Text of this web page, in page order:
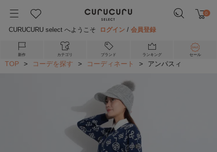
0
CURUCURU select へようこそ ログイン /会員登録
新作 カテゴリ ブランド ランキング セール
TOP > コーデを探す > コーディネート > アンパスィ